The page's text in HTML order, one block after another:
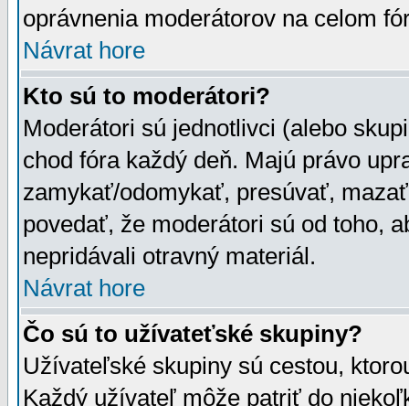
oprávnenia moderátorov na celom
Návrat hore
Kto sú to moderátori?
Moderátori sú jednotlivci (alebo
chod fóra každý deň. Majú právo
zamykať/odomykať, presúvať,
povedať, že moderátori sú od toho,
nepridávali otravný materiál.
Návrat hore
Čo sú to užívateťské skupiny?
Užívateľské skupiny sú cestou,
Každý užívateľ môže patriť do